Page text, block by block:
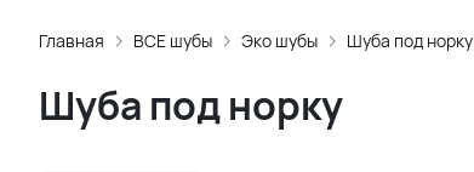
Главная ВСЕ шубы Эко шубы Шуба под норку
Шуба под норку